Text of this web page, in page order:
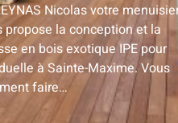
Nicolas votre
propose la conception et la
en bois exotique IPE pour
à Sainte-Maxime. Vous
faire…